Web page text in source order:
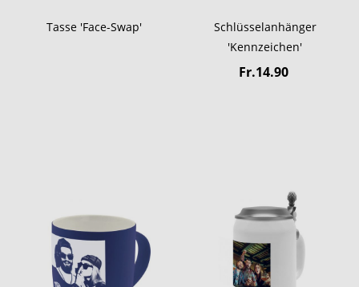
Tasse 'Face-Swap'
Schlüsselanhänger
'Kennzeichen'
Fr.14.90